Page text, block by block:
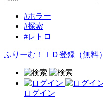
#ホラー
#探索
#レトロ
ふりーむ！ＩＤ登録（無料）
ログイン